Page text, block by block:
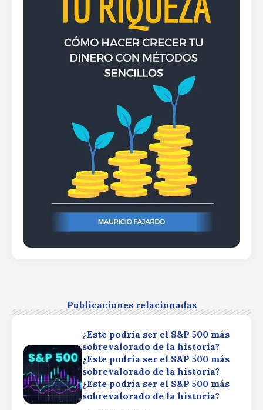
Publicaciones relacionadas
¿Este podría ser el S&P 500 más
sobrevalorado de la historia?
¿Este podría ser el S&P 500 más
sobrevalorado de la historia?
¿Este podría ser el S&P 500 más
sobrevalorado de la historia?